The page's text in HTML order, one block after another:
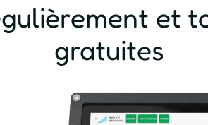
et
gratuites